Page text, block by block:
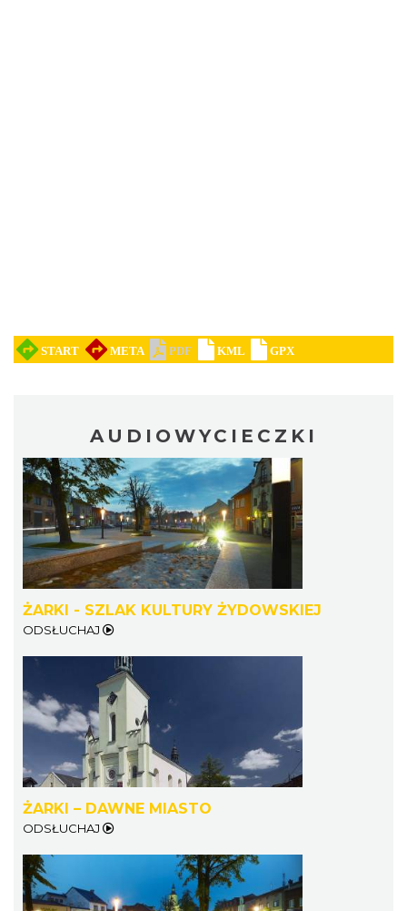
AUDIOWYCIECZKI
ŻARKI - SZLAK KULTURY ŻYDOWSKIEJ
ODSŁUCHAJ
ŻARKI – DAWNE MIASTO
ODSŁUCHAJ